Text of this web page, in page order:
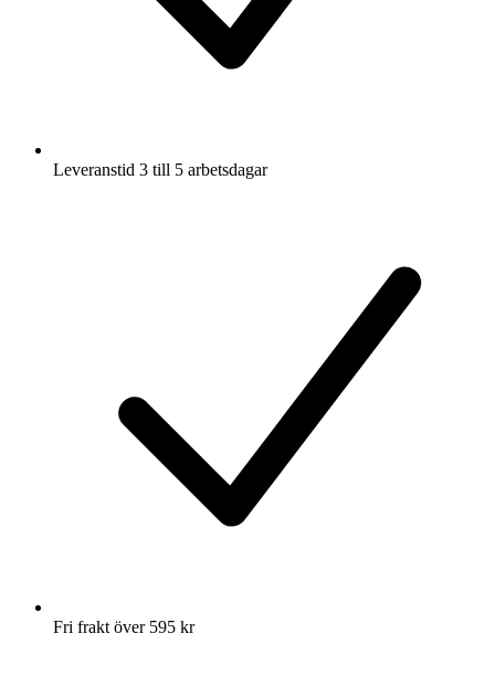
Leveranstid 3 till 5 arbetsdagar
Fri frakt över 595 kr